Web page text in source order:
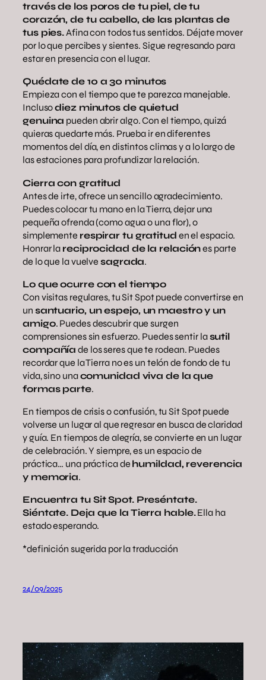
través de los poros de tu piel, de tu
corazón, de tu cabello, de las plantas de
tus pies.Afina con todos tus sentidos. Déjate mover
por lo que percibes y sientes. Sigue regresando para
estar en presencia con el lugar.
Quédate de 10 a 30 minutos
Empieza con el tiempo que te parezca manejable.
Inclusodiez minutos de quietud
genuina pueden abrir algo. Con el tiempo, quizá
quieras quedarte más. Prueba ir en diferentes
momentos del día, en distintos climas y a lo largo de
las estaciones para profundizar la relación.
Cierra con gratitud
Antes de irte, ofrece un sencillo agradecimiento.
Puedes colocar tu mano en la Tierra, dejar una
pequeña ofrenda (como agua o una flor), o
simplemente respirar tu gratitud en el espacio.
Honrar la reciprocidad de la relaciónes parte
de lo que la vuelvesagrada.
Lo que ocurre con el tiempo
Con visitas regulares, tu Sit Spot puede convertirse en
un santuario, un espejo, un maestro y un
amigo. Puedes descubrir que surgen
comprensiones sin esfuerzo. Puedes sentir lasutil
compañía de los seres que te rodean. Puedes
recordar que la Tierra no es un telón de fondo de tu
vida, sino unacomunidad viva de la que
formas parte.
En tiempos de crisis o confusión, tu Sit Spot puede
volverse un lugar al que regresar en busca de claridad
y guía. En tiempos de alegría, se convierte en un lugar
de celebración. Y siempre, es un espacio de
práctica… una práctica de humildad, reverencia
y memoria.
Encuentra tu Sit Spot. Preséntate.
Siéntate. Deja que la Tierra hable.Ella ha
estado esperando.
*definición sugerida por la traducción
24/09/2025